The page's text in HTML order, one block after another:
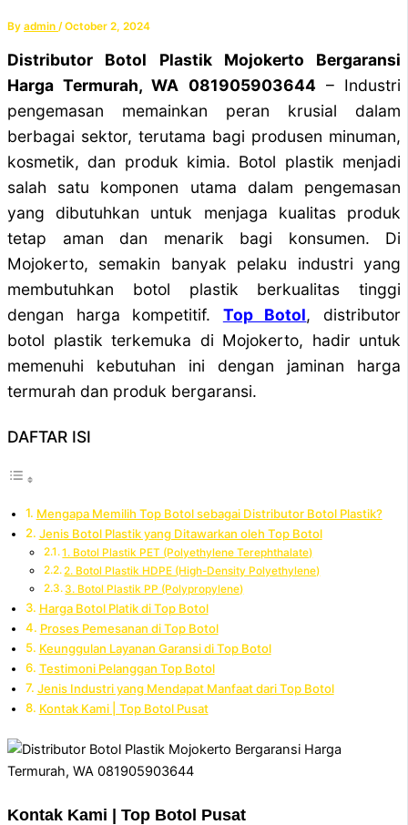
By admin /October 2, 2024
Distributor Botol Plastik Mojokerto Bergaransi
Harga Termurah, WA 081905903644 – Industri
pengemasan memainkan peran krusial dalam
berbagai sektor, terutama bagi produsen minuman,
kosmetik, dan produk kimia. Botol plastik menjadi
salah satu komponen utama dalam pengemasan
yang dibutuhkan untuk menjaga kualitas produk
tetap aman dan menarik bagi konsumen. Di
Mojokerto, semakin banyak pelaku industri yang
membutuhkan botol plastik berkualitas tinggi
dengan harga kompetitif. Top Botol, distributor
botol plastik terkemuka di Mojokerto, hadir untuk
memenuhi kebutuhan ini dengan jaminan harga
termurah dan produk bergaransi.
DAFTAR ISI
Mengapa Memilih Top Botol sebagai Distributor Botol Plastik?
Jenis Botol Plastik yang Ditawarkan oleh Top Botol
1. Botol Plastik PET (Polyethylene Terephthalate)
2. Botol Plastik HDPE (High-Density Polyethylene)
3. Botol Plastik PP (Polypropylene)
Harga Botol Platik di Top Botol
Proses Pemesanan di Top Botol
Keunggulan Layanan Garansi di Top Botol
Testimoni Pelanggan Top Botol
Jenis Industri yang Mendapat Manfaat dari Top Botol
Kontak Kami | Top Botol Pusat
Kontak Kami | Top Botol Pusat